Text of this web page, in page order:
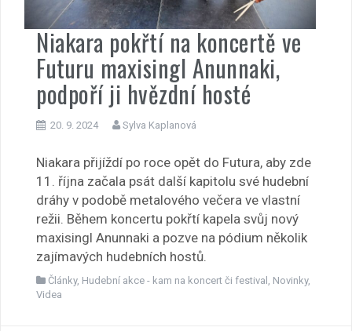
Niakara pokřtí na koncertě ve
Futuru maxisingl Anunnaki,
podpoří ji hvězdní hosté
20. 9. 2024 Sylva Kaplanová
Niakara přijíždí po roce opět do Futura, aby zde
11. října začala psát další kapitolu své hudební
dráhy v podobě metalového večera ve vlastní
režii. Během koncertu pokřtí kapela svůj nový
maxisingl Anunnaki a pozve na pódium několik
zajímavých hudebních hostů.
Články, Hudební akce - kam na koncert či festival Novinky,
Videa